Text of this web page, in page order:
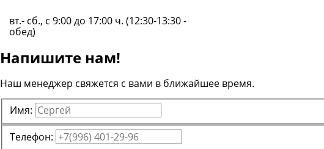
вт.- сб., с 9:00 до 17:00 ч. (12:30-13:30 -
обед)
Напишите нам!
Наш менеджер свяжется с вами в ближайшее время.
Имя:
Телефон: